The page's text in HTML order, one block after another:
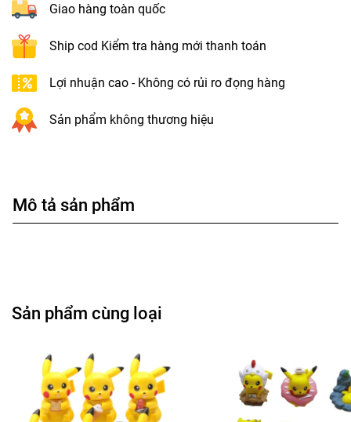
Giao hàng toàn quốc
Ship cod Kiểm tra hàng mới thanh toán
Lợi nhuận cao - Không có rủi ro đọng hàng
Sản phẩm không thương hiệu
Mô tả sản phẩm
Sản phẩm cùng loại